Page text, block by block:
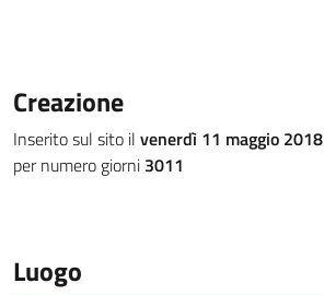
Creazione
Inserito sul sito il venerdì 11 maggio 2018
per numero giorni 3011
Luogo